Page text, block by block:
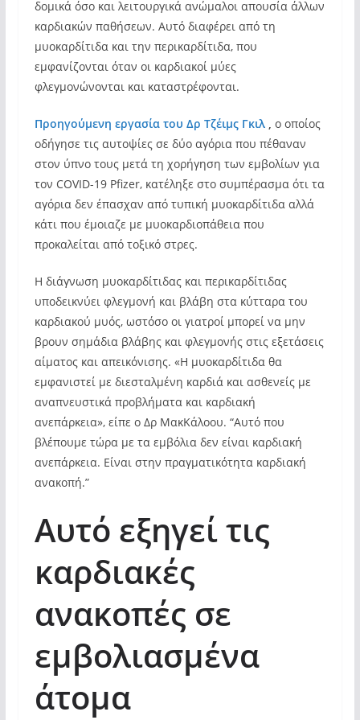
δομικά όσο και λειτουργικά ανώμαλοι απουσία άλλων
καρδιακών παθήσεων. Αυτό διαφέρει από τη
μυοκαρδίτιδα και την περικαρδίτιδα, που
εμφανίζονται όταν οι καρδιακοί μύες
φλεγμονώνονται και καταστρέφονται.
Προηγούμενη εργασία του Δρ Τζέιμς Γκιλ, ο οποίος
οδήγησε τις αυτοψίες σε δύο αγόρια που πέθαναν
στον ύπνο τους μετά τη χορήγηση των εμβολίων για
τον COVID-19 Pfizer, κατέληξε στο συμπέρασμα ότι τα
αγόρια δεν έπασχαν από τυπική μυοκαρδίτιδα αλλά
κάτι που έμοιαζε με μυοκαρδιοπάθεια που
προκαλείται από τοξικό στρες.
Η διάγνωση μυοκαρδίτιδας και περικαρδίτιδας
υποδεικνύει φλεγμονή και βλάβη στα κύτταρα του
καρδιακού μυός, ωστόσο οι γιατροί μπορεί να μην
βρουν σημάδια βλάβης και φλεγμονής στις εξετάσεις
αίματος και απεικόνισης. «Η μυοκαρδίτιδα θα
εμφανιστεί με διεσταλμένη καρδιά και ασθενείς με
αναπνευστικά προβλήματα και καρδιακή
ανεπάρκεια», είπε ο Δρ ΜακΚάλοου. “Αυτό που
βλέπουμε τώρα με τα εμβόλια δεν είναι καρδιακή
ανεπάρκεια. Είναι στην πραγματικότητα καρδιακή
ανακοπή.”
Αυτό εξηγεί τις
καρδιακές
ανακοπές σε
εμβολιασμένα
άτομα